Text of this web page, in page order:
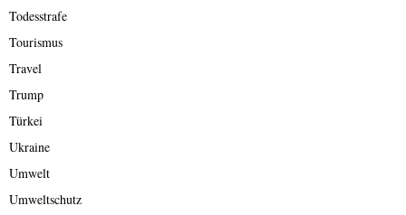
Todesstrafe
Tourismus
Travel
Trump
Türkei
Ukraine
Umwelt
Umweltschutz